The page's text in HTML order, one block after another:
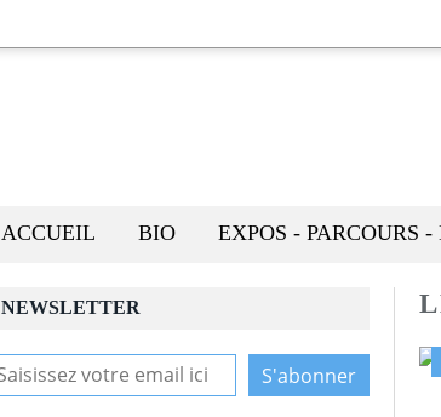
ACCUEIL BIO EXPOS - PARCOURS
NEWSLETTER